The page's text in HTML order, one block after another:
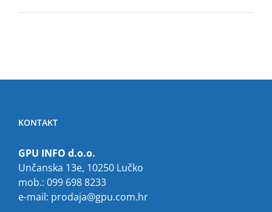
KONTAKT
GPU INFO d.o.o.
Unčanska 13e, 10250 Lučko
mob.: 099 698 8233
e-mail: prodaja@gpu.com.hr